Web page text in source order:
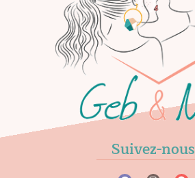
Suivez-nous